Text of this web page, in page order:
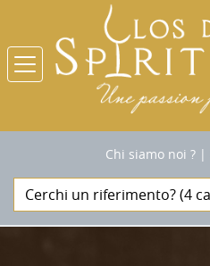
Chi siamo noi ?|